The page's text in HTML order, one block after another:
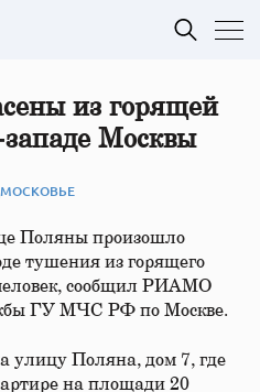
из горящей
Москвы
Поляны произошло
тушения из горящего
сообщил РИАМО
ГУ МЧС РФ по Москве.
улицу Поляна, дом 7, где
на площади 20